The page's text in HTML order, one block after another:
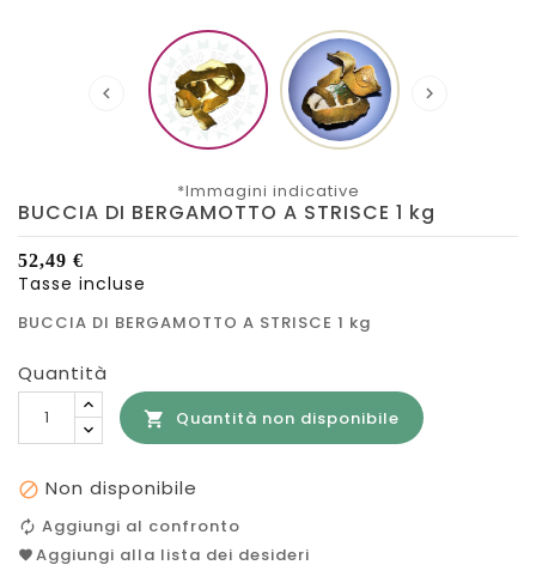
 
*Immagini indicative
BUCCIA DI BERGAMOTTO A STRISCE 1 kg
52,49 €
Tasse incluse
BUCCIA DI BERGAMOTTO A STRISCE 1 kg
Quantità
 Quantità non disponibile
 Non disponibile
Aggiungi al confronto
Aggiungi alla lista dei desideri